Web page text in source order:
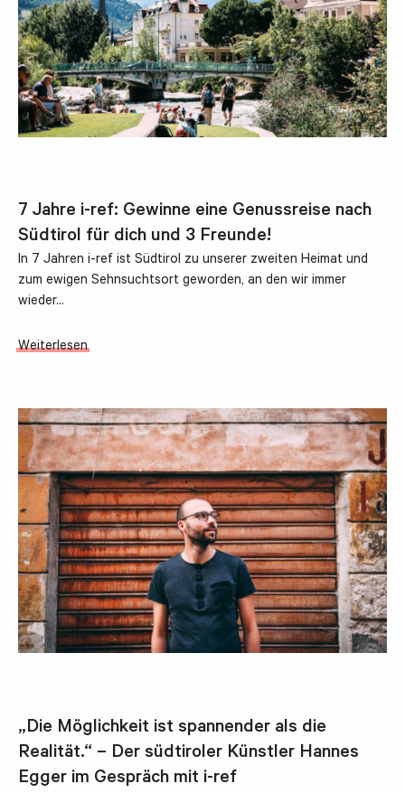
7 Jahre i-ref: Gewinne eine Genussreise nach
Südtirol für dich und 3 Freunde!
In 7 Jahren i-ref ist Südtirol zu unserer zweiten Heimat und
zum ewigen Sehnsuchtsort geworden, an den wir immer
wieder…
Weiterlesen
„Die Möglichkeit ist spannender als die
Realität.“ – Der südtiroler Künstler Hannes
Egger im Gespräch mit i-ref